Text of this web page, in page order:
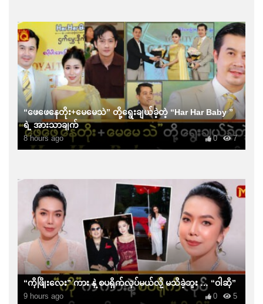
“ဖေဖေနေတိုး+မေမေသဲ” တို့ရွေးချယ်ခဲ့တဲ့ “Har Har Baby ”
ရဲ့ အားသာချက်
8 hours ago 7
0
“ကိုဖြိုးလေး” ကား နဲ့ စပရိုက်လုပ်မယ်လို့ မသိခဲ့ဘူး … “ဝါဆို”
9 hours ago 5
0